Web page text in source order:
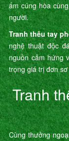
ấm cúng hòa
người.
Tranh thêu tay
nghệ thuật độc
nguồn cảm hứng
trọng giá trị đơn
Tranh
Cùng thưởng